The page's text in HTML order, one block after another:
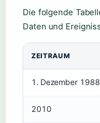
Die folgende
Daten und
ZEITRAUM
1. Dezember 1988
2010